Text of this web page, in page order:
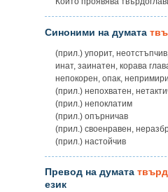
Синоними на думата
(прил.) упорит,
инат, заинатен, корава
непокорен, опак,
(прил.) непохватен,
(прил.) непоклатим
(прил.) опърничав
(прил.) своенравен,
(прил.) настойчив
Превод на думата
език